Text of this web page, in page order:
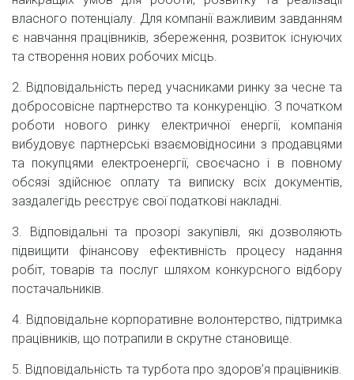
власного потенціалу. Для компанії важливим завданням
є навчання працівників, збереження, розвиток існуючих
та створення нових робочих місць.
2. Відповідальність перед учасниками ринку за чесне та
добросовісне партнерство та конкуренцію. З початком
роботи нового ринку електричної енергії, компанія
вибудовує партнерські взаємовідносини з продавцями
та покупцями електроенергії, своєчасно і в повному
обсязі здійснює оплату та виписку всіх документів,
заздалегідь реєструє свої податкові накладні.
3. Відповідальні та прозорі закупівлі, які дозволяють
підвищити фінансову ефективність процесу надання
робіт, товарів та послуг шляхом конкурсного відбору
постачальників.
4. Відповідальне корпоративне волонтерство, підтримка
працівників, що потрапили в скрутне становище.
5. Відповідальність та турбота про здоров’я працівників.